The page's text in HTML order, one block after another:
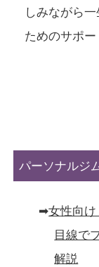
しみながら
ためのサポー
パーソナルジ
➡︎女性向
目線で
解説